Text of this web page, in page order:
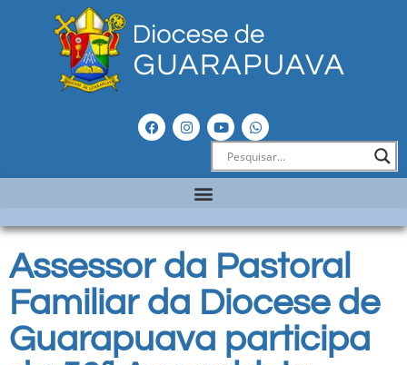
Assessor da Pastoral
Familiar da Diocese de
Guarapuava participa